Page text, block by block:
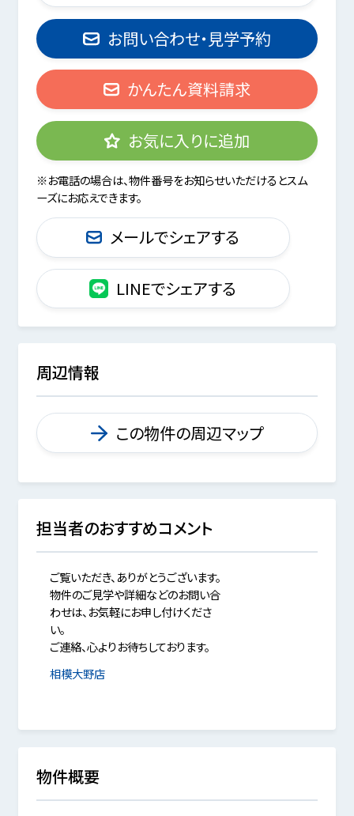
お問い合わせ・見学予約
かんたん資料請求
お気に入りに追加
※お電話の場合は、物件番号をお知らせいただけるとスム
ーズにお応えできます。
メールでシェアする
LINEでシェアする
周辺情報
この物件の周辺マップ
担当者のおすすめコメント
ご覧いただき、ありがとうございます。
物件のご見学や詳細などのお問い合
わせは、お気軽にお申し付けくださ
い。
ご連絡、心よりお待ちしております。
相模大野店
物件概要